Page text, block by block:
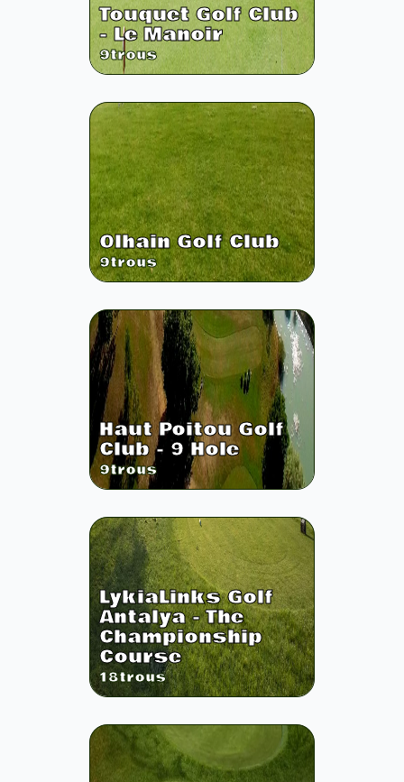
Touquet Golf Club
- Le Manoir
9trous
Olhain Golf Club
9trous
Haut Poitou Golf
Club - 9 Hole
9trous
LykiaLinks Golf
Antalya - The
Championship
Course
18trous